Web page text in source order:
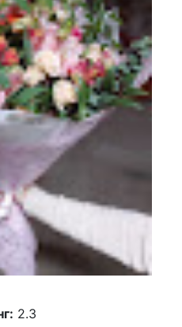
2.3